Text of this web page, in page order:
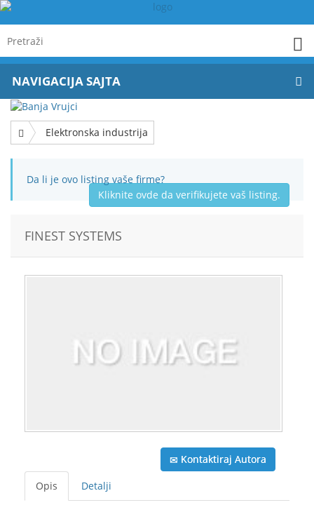
NAVIGACIJA SAJTA
Elektronska industrija
Da li je ovo listing vaše firme?
Kliknite ovde da verifikujete vaš listing.
FINEST SYSTEMS
Kontaktiraj Autora
Opis
Detalji